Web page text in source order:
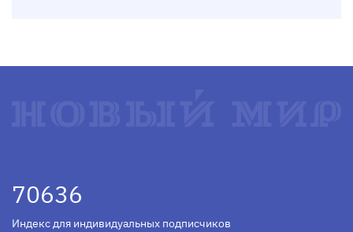
70636
Индекс для индивидуальных подписчиков